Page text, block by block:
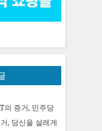
의 증거, 민주당
, 당신을 설레게